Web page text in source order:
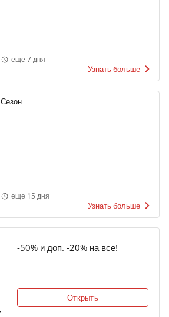
еще 7 дня
Узнать больше
Сезон
еще 15 дня
Узнать больше
-50% и доп. -20% на все!
Открыть